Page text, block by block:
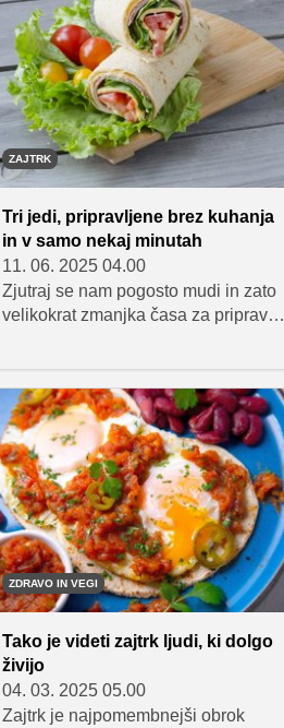
poljubno sezonsko sadje. Tako
pripravljen hranljiv zajtrk lahko
pojeste kar takoj ali pa ga odnesete
v službo.
ZAJTRK
Tri jedi, pripravljene brez kuhanja
in v samo nekaj minutah
11. 06. 2025 04.00
Zjutraj se nam pogosto mudi in zato
velikokrat zmanjka časa za pripravo
kuhanja v nekaj minutah pripravite
beljakovinsko bogat obrok, ki vas
nasiti in napolni z energijo.
ZDRAVO IN VEGI
Tako je videti zajtrk ljudi, ki dolgo
živijo
04. 03. 2025 05.00
Zajtrk je najpomembnejši obrok